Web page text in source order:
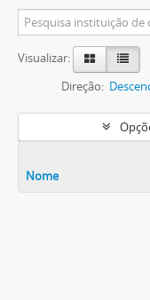
Visualizar:
Direção:
Nome